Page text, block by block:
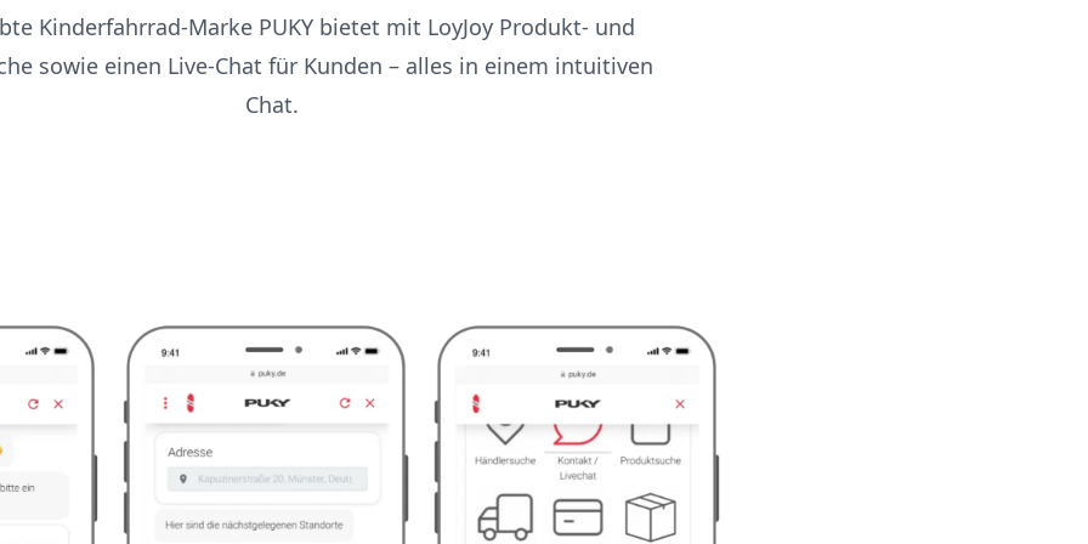
Kinderfahrrad-Marke PUKY bietet mit LoyJoy Produkt- und
sowie einen Live-Chat für Kunden – alles in einem intuitiven
Chat.